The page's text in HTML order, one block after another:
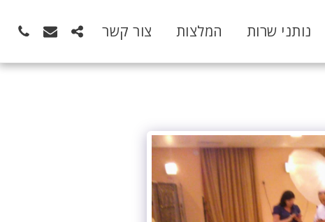
נותני שרות המלצות צור קשר